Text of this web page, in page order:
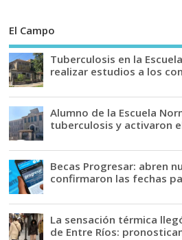
El Campo
Tuberculosis en la
realizar estudios a los
Alumno de la Escuela
tuberculosis y activaron
Becas Progresar: abren
confirmaron las fechas
La sensación térmica
de Entre Ríos: